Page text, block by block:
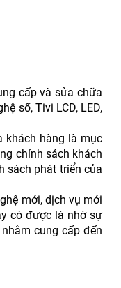
cấp và sửa chữa
số, Tivi LCD, LED,
khách hàng là mục
chính sách khách
sách phát triển của
mới, dịch vụ mới
có được là nhờ sự
cung cấp đến